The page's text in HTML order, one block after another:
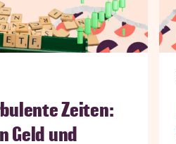
Zeiten:
Geld und